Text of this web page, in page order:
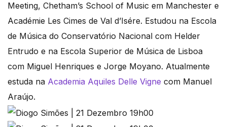
Meeting, Chetham’s School of Music em Manchester e
Académie Les Cimes de Val d’Isére. Estudou na Escola
de Música do Conservatório Nacional com Helder
Entrudo e na Escola Superior de Música de Lisboa
com Miguel Henriques e Jorge Moyano. Atualmente
estuda na Academia Aquiles Delle Vigne com Manuel
Araújo.